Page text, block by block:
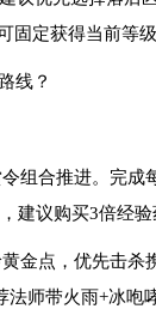
固定获得当前等
线？
组合推进。完成
建议购买3倍经验
金点，优先击杀
师带火雨+冰咆